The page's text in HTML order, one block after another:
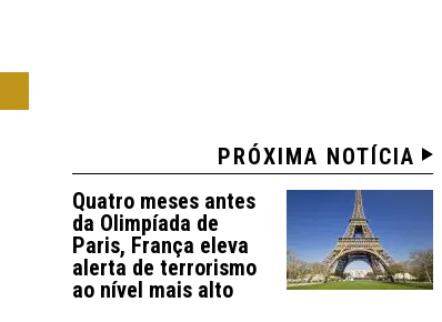
PRÓXIMA NOTÍCIA
Quatro meses antes
da Olimpíada de
Paris, França eleva
alerta de terrorismo
ao nível mais alto